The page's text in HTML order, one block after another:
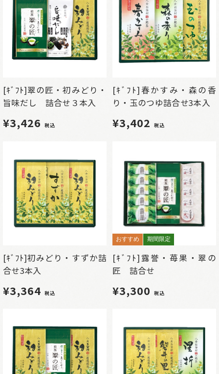
[ｷﾞﾌﾄ]翠の匠・初みどり・
旨味だし 詰合せ３本入
¥3,426 税込
[ｷﾞﾌﾄ]春かすみ・森の香
り・玉のつゆ詰合せ3本入
¥3,402 税込
[ｷﾞﾌﾄ]初みどり・すずか詰
合せ3本入
¥3,364 税込
おすすめ 期間限定
[ｷﾞﾌﾄ]露誉・苺果・翠の
匠 詰合せ
¥3,300 税込